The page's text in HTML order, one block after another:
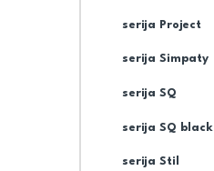
serija Project
serija Simpaty
serija SQ
serija SQ black
serija Stil